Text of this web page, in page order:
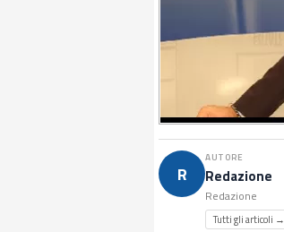
R
AUTORE
Redazione
Redazione
Tutti gli articoli →